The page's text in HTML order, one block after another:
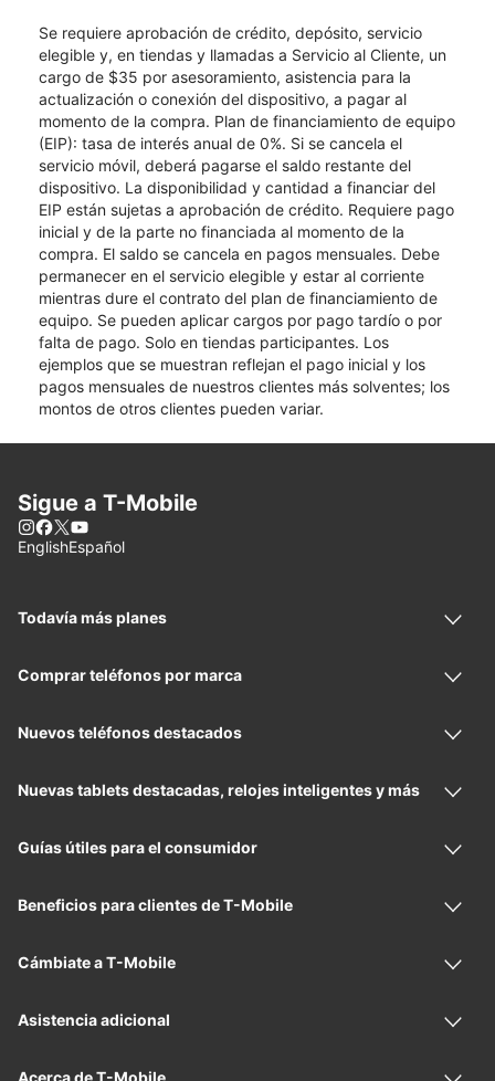
Se requiere aprobación de crédito, depósito, servicio
elegible y, en tiendas y llamadas a Servicio al Cliente, un
cargo de $35 por asesoramiento, asistencia para la
actualización o conexión del dispositivo, a pagar al
momento de la compra. Plan de financiamiento de equipo
(EIP): tasa de interés anual de 0%. Si se cancela el
servicio móvil, deberá pagarse el saldo restante del
dispositivo. La disponibilidad y cantidad a financiar del
EIP están sujetas a aprobación de crédito. Requiere pago
inicial y de la parte no financiada al momento de la
compra. El saldo se cancela en pagos mensuales. Debe
permanecer en el servicio elegible y estar al corriente
mientras dure el contrato del plan de financiamiento de
equipo. Se pueden aplicar cargos por pago tardío o por
falta de pago. Solo en tiendas participantes. Los
ejemplos que se muestran reflejan el pago inicial y los
pagos mensuales de nuestros clientes más solventes; los
montos de otros clientes pueden variar.